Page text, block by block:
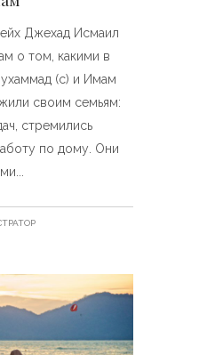
Джехад Исмаил
о том, какими в
(с) и Имам
своим семьям:
стремились
по дому. Они